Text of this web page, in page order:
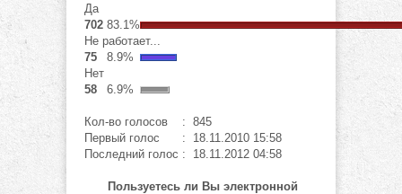
Да
702 83.1%
Не работает...
75
8.9%
Нет
58
6.9%
Кол-во голосов
: 845
Первый голос
: 18.11.2010 15:58
Последний голос : 18.11.2012 04:58
Пользуетесь ли Вы электронной